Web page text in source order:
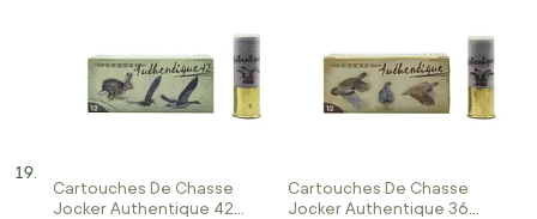
Cartouches De Chasse
Jocker Authentique 42
Cartouches De Chasse
Jocker Authentique 36